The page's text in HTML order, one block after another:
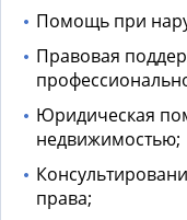
Помощь при
Правовая
Юридическая
недвижимостью;
права;